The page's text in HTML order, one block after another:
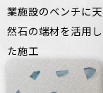
業施設のベンチに天
然石の端材を活用し
た施工